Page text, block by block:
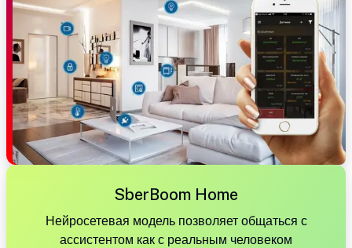
SberBoom Home
Нейросетевая модель позволяет общаться с
ассистентом как с реальным человеком